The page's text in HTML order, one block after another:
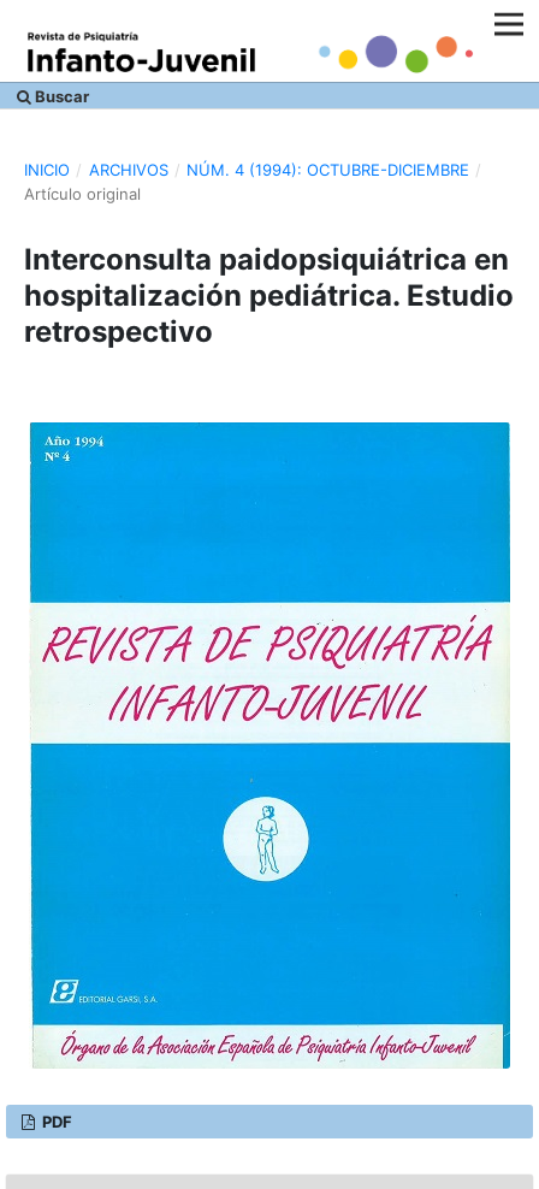
Buscar
INICIO / ARCHIVOS / NÚM. 4 (1994): OCTUBRE-DICIEMBRE /
Artículo original
Interconsulta paidopsiquiátrica en
hospitalización pediátrica. Estudio
retrospectivo
PDF